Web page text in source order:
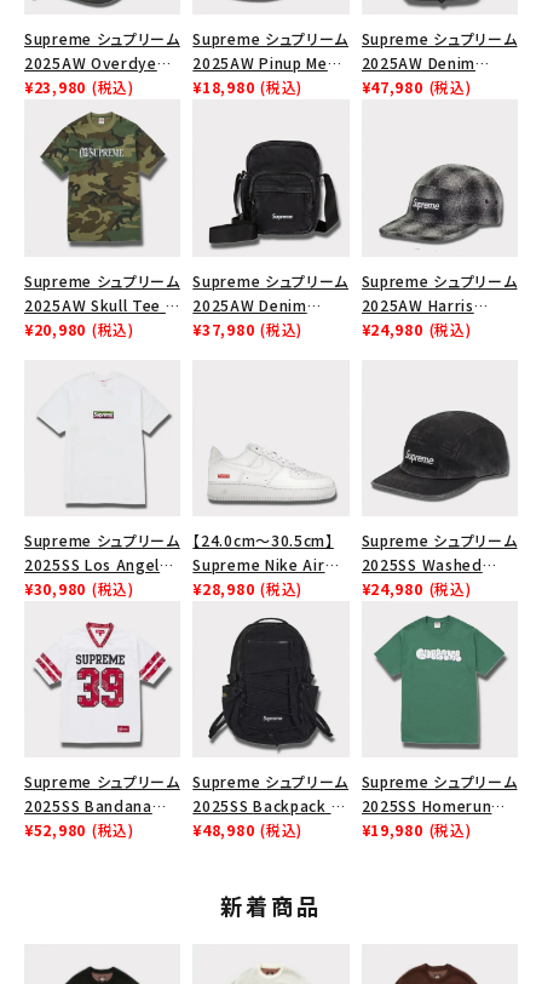
Supreme シュプリーム
2025AW Overdyed
Camp Cap オーバーダ
イド キャンプキャップ
ブラック
¥23,980 (税込)
Supreme シュプリーム
2025AW Pinup Mesh
Back 5-Panel Capピ
5パネルキャップ トゥ
ルーティンバーHTC フ
ォールカモ
¥18,980 (税込)
Supreme シュプリーム
2025AW Denim
Backpack デニム バッ
¥47,980 (税込)
Supreme シュプリーム
2025AW Skull Tee ス
カル Tシャツ ウッドラ
¥20,980 (税込)
Supreme シュプリーム
2025AW Denim
Shoulder Bag デニム
¥37,980 (税込)
Supreme シュプリーム
2025AW Harris
Tweed Camp Cap ハ
¥24,980 (税込)
Supreme シュプリーム
2025SS Los Angeles
Fire Relief Box Logo
フボックスロゴTシャツ
ホワイト 白
¥30,980 (税込)
【24.0cm～30.5cm】
Supreme Nike Air
Force 1 Low シュプリ
ーム ナイキエアフォー
ス１スニーカー シュー
ズ ホワイト
¥28,980 (税込)
Supreme シュプリーム
2025SS Washed
Chino Twill Camp
Cap ウォッシュチノツイ
ルキャンプキャップ ブラ
ック 黒
¥24,980 (税込)
Supreme シュプリーム
2025SS Bandana
Football Jersey バン
¥52,980 (税込)
Supreme シュプリーム
2025SS Backpack バ
ックパック ブラック 黒
¥48,980 (税込)
Supreme シュプリーム
2025SS Homerun
Tee ホームランTシャ
¥19,980 (税込)
新着商品